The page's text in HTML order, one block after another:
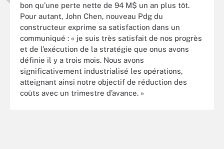
bon qu’une perte nette de 94 M$ un an plus tôt.
Pour autant, John Chen, nouveau Pdg du
constructeur exprime sa satisfaction dans un
communiqué : « je suis très satisfait de nos progrès
et de l’exécution de la stratégie que onus avons
définie il y a trois mois. Nous avons
significativement industrialisé les opérations,
atteignant ainsi notre objectif de réduction des
coûts avec un trimestre d’avance. »